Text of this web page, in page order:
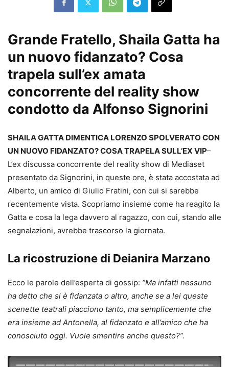
Grande Fratello, Shaila Gatta ha
un nuovo fidanzato? Cosa
trapela sull’ex amata
concorrente del reality show
condotto da Alfonso Signorini
SHAILA GATTA DIMENTICA LORENZO SPOLVERATO CON
UN NUOVO FIDANZATO? COSA TRAPELA SULL’EX VIP–
L’ex discussa concorrente del reality show di Mediaset
presentato da Signorini, in queste ore, è stata accostata ad
Alberto, un amico di Giulio Fratini, con cui si sarebbe
recentemente vista. Scopriamo insieme come ha reagito la
Gatta e cosa la lega davvero al ragazzo, con cui, stando alle
segnalazioni, avrebbe trascorso la giornata.
La ricostruzione di Deianira Marzano
Ecco le parole dell’esperta di gossip: “Ma infatti nessuno
ha detto che si è fidanzata o altro, anche se a lei queste
scenette teatrali piacciono tanto, ma semplicemente che
era insieme ad Antonella, al fidanzato e all’amico che ha
conosciuto oggi. Vuole smentire anche questo?”.